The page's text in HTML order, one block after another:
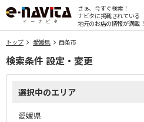
さぁ、今すぐ検索！
ナビタに掲載されている
地元のお店の情報が満載！
トップ 愛媛県 西条市
検索条件 設定・変更
選択中のエリア
愛媛県